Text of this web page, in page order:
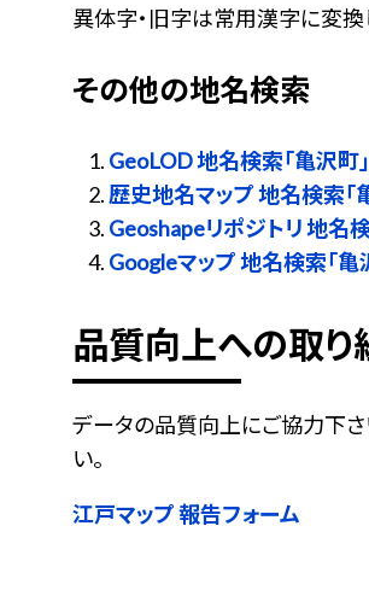
異体字・旧字は常用漢字に変
その他の地名検索
GeoLOD 地名検索「亀沢町」
歴史地名マップ 地名検索「
Geoshapeリポジトリ 地名
Googleマップ 地名検索「亀
品質向上への取り
データの品質向上にご協力下
い。
江戸マップ 報告フォーム